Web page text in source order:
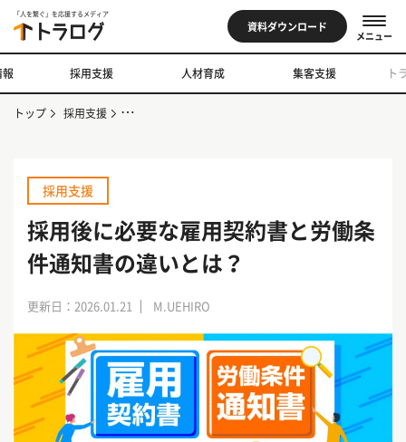
「人を繋ぐ」を応援するメディア
資料ダウンロード
メニュー
採用支援 人材育成 集客支援 ト
トップ 採用支援 採用後に必要な雇用契約書と労働条件通知書の違いとは？
採用支援
採用後に必要な雇用契約書と労働条
件通知書の違いとは？
更新日：2026.01.21 M.UEHIRO